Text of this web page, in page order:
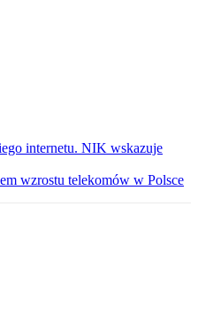
internetu. NIK wskazuje
wzrostu telekomów w Polsce